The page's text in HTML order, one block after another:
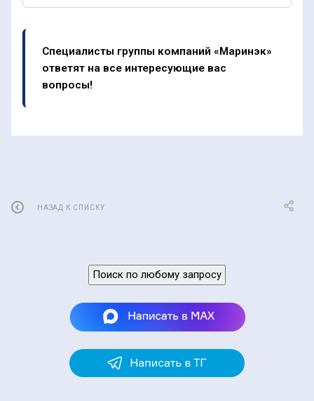
Специалисты группы компаний «Маринэк»
ответят на все интересующие вас
вопросы!
НАЗАД К СПИСКУ
Поиск по любому запросу